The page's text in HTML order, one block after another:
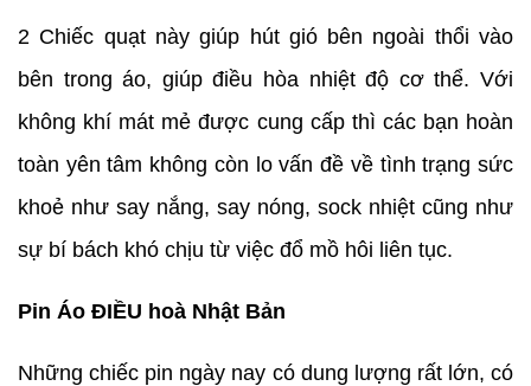
2 Chiếc quạt này giúp hút gió bên ngoài thổi vào
bên trong áo, giúp điều hòa nhiệt độ cơ thể. Với
không khí mát mẻ được cung cấp thì các bạn hoàn
toàn yên tâm không còn lo vấn đề về tình trạng sức
khoẻ như say nắng, say nóng, sock nhiệt cũng như
sự bí bách khó chịu từ việc đổ mồ hôi liên tục.
Pin Áo ĐIỀU hoà Nhật Bản
Những chiếc pin ngày nay có dung lượng rất lớn, có